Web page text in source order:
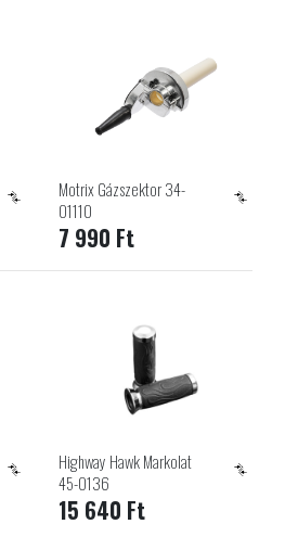
Motrix Gázszektor 34-
01110
7 990 Ft
Highway Hawk Markolat
45-0136
15 640 Ft